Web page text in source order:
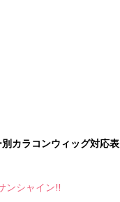
カラコンウィッグ対応表
ンシャイン!!